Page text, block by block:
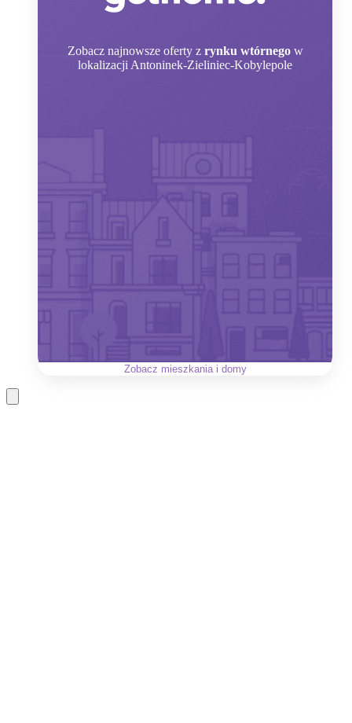
Zobacz najnowsze oferty z rynku wtórnego w
lokalizacji Antoninek-Zieliniec-Kobylepole
Zobacz mieszkania i domy